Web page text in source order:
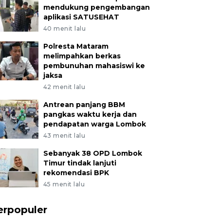
mendukung pengembangan
aplikasi SATUSEHAT
40 menit lalu
Polresta Mataram
melimpahkan berkas
pembunuhan mahasiswi ke
jaksa
42 menit lalu
Antrean panjang BBM
pangkas waktu kerja dan
pendapatan warga Lombok
43 menit lalu
Sebanyak 38 OPD Lombok
Timur tindak lanjuti
rekomendasi BPK
45 menit lalu